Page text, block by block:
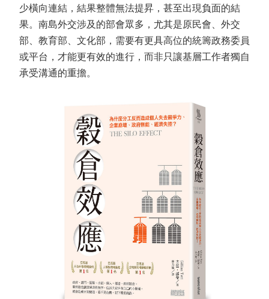
少橫向連結，結果整體無法提昇，甚至出現負面的結
果。南島外交涉及的部會眾多，尤其是原民會、外交
部、教育部、文化部，需要有更具高位的統籌政務委員
或平台，才能更有效的進行，而非只讓基層工作者獨自
承受溝通的重擔。